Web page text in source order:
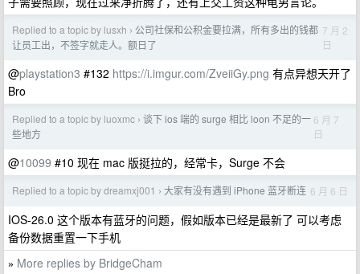
Replied to a topic by lusxh › 公司社保和公积金要拉满，所有多出的钱都
让员工出，不签字就走人。额日了
7 月 2
日
@playstation3 #132 https://i.imgur.com/ZveiiGy.png 有点异想天开了
Bro
Replied to a topic by luoxmc › 谈下 ios 端的 surge 相比 loon 不足的一
些地方
6 月 7
日
@10099 #10 现在 mac 版挺拉的，经常卡，Surge 不会
Replied to a topic by dreamxj001 › 大家有没有遇到 iPhone 蓝牙断连 6 月 6 日
IOS-26.0 这个版本有蓝牙的问题，假如版本已经是最新了 可以考虑
备份数据重置一下手机
» More replies by BridgeCham